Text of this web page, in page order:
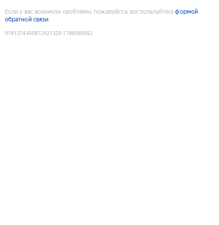
Если у вас возникли проблемы, пожалуйста, воспользуйтесьформой
обратной связи
9181374455872421329:1786080582